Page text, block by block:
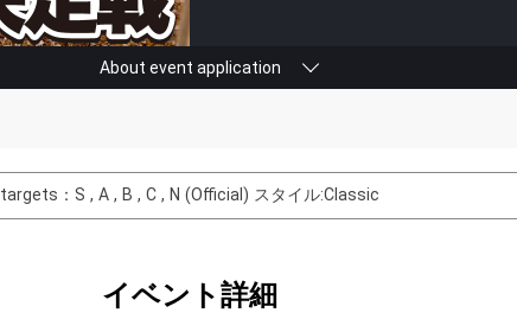
About event application
Comments
targets：S , A , B , C , N (Official) スタイル:Classic
イベント詳細